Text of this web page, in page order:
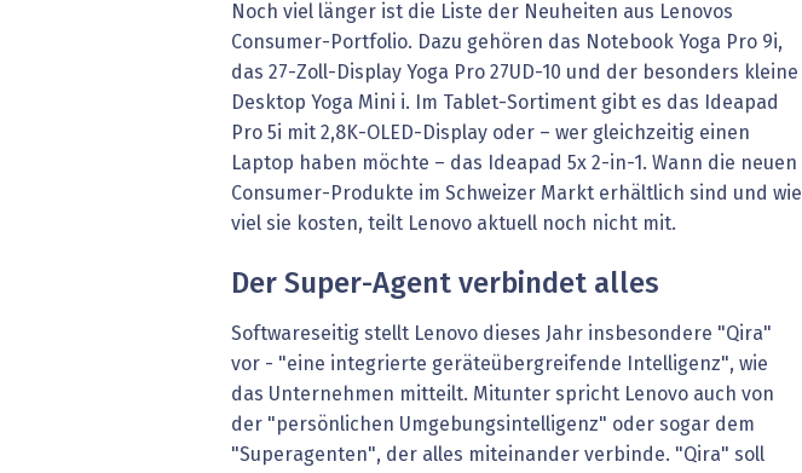
Noch viel länger ist die Liste der Neuheiten aus Lenovos
Consumer-Portfolio. Dazu gehören das Notebook Yoga Pro 9i,
das 27-Zoll-Display Yoga Pro 27UD-10 und der besonders kleine
Desktop Yoga Mini i. Im Tablet-Sortiment gibt es das Ideapad
Pro 5i mit 2,8K-OLED-Display oder – wer gleichzeitig einen
Laptop haben möchte – das Ideapad 5x 2-in-1. Wann die neuen
Consumer-Produkte im Schweizer Markt erhältlich sind und wie
viel sie kosten, teilt Lenovo aktuell noch nicht mit.
Der Super-Agent verbindet alles
Softwareseitig stellt Lenovo dieses Jahr insbesondere "Qira"
vor - "eine integrierte geräteübergreifende Intelligenz", wie
das Unternehmen mitteilt. Mitunter spricht Lenovo auch von
der "persönlichen Umgebungsintelligenz" oder sogar dem
"Superagenten", der alles miteinander verbinde. "Qira" soll